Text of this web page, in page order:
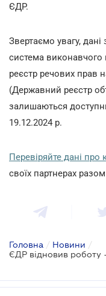
ЄДР.
Звертаємо увагу,
система
реєстр речових
(Державний реєстр
залишаються
19.12.2024 р.
Перевіряйте дані про
своїх партнерах
Головна / Новини /